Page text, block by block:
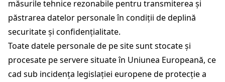
măsurile tehnice rezonabile pentru transmiterea și
păstrarea datelor personale în condiții de deplină
securitate și confidențialitate.
Toate datele personale de pe site sunt stocate și
procesate pe servere situate în Uniunea Europeană, ce
cad sub incidența legislației europene de protecție a